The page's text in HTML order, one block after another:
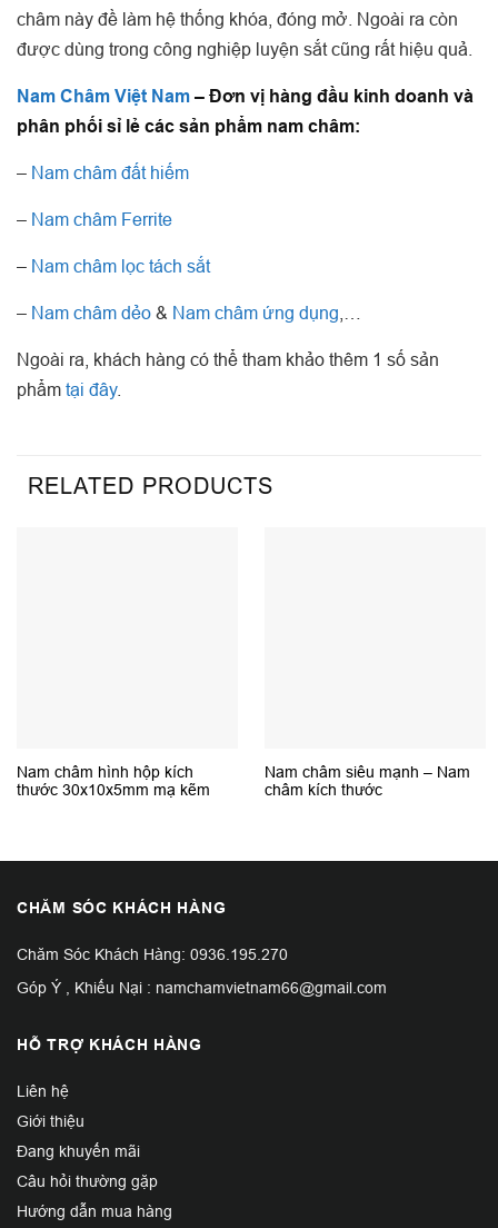
châm này đề làm hệ thống khóa, đóng mở. Ngoài ra còn
được dùng trong công nghiệp luyện sắt cũng rất hiệu quả.
Nam Châm Việt Nam – Đơn vị hàng đầu kinh doanh và
phân phối sỉ lẻ các sản phẩm nam châm:
– Nam châm đất hiếm
– Nam châm Ferrite
– Nam châm lọc tách sắt
– Nam châm dẻo & Nam châm ứng dụng
Ngoài ra, khách hàng có thể tham khảo thêm 1 số sản
phẩm tại đây.
RELATED PRODUCTS
Nam châm hình hộp kích
thước 30x10x5mm mạ kẽm
Nam châm siêu mạnh – Nam
châm kích thước
CHĂM SÓC KHÁCH HÀNG
Chăm Sóc Khách Hàng: 0936.195.270
Góp Ý , Khiếu Nại : namchamvietnam66@gmail.com
HỖ TRỢ KHÁCH HÀNG
Liên hệ
Giới thiệu
Đang khuyến mãi
Câu hỏi thường gặp
Hướng dẫn mua hàng